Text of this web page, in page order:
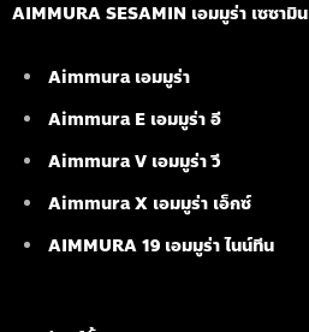
AIMMURA SESAMIN เอมมูร่า เซซามิน
Aimmura เอมมูร่า
Aimmura E เอมมูร่า อี
Aimmura V เอมมูร่า วี
Aimmura X เอมมูร่า เอ็กซ์
AIMMURA 19 เอมมูร่า ไนน์ทีน